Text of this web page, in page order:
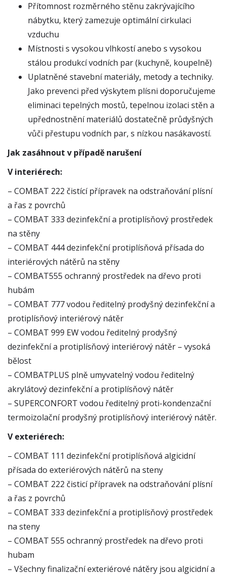
Přítomnost rozměrného stěnu zakrývajícího
nábytku, který zamezuje optimální cirkulaci
vzduchu
Místnosti s vysokou vlhkostí anebo s vysokou
stálou produkcí vodních par (kuchyně, koupelně)
Uplatněné stavební materiály, metody a techniky.
Jako prevenci před výskytem plísni doporučujeme
eliminaci tepelných mostů, tepelnou izolaci stěn a
upřednostnění materiálů dostatečně průdyšných
vůči přestupu vodních par, s nízkou nasákavostí.
Jak zasáhnout v případě narušení
V interiérech:
– COMBAT 222 čistící přípravek na odstraňování plísní
a řas z povrchů
– COMBAT 333 dezinfekční a protiplísňový prostředek
na stěny
– COMBAT 444 dezinfekční protiplísňová přísada do
interiérových nátěrů na stěny
– COMBAT555 ochranný prostředek na dřevo proti
hubám
– COMBAT 777 vodou ředitelný prodyšný dezinfekční a
protiplísňový interiérový nátěr
– COMBAT 999 EW vodou ředitelný prodyšný
dezinfekční a protiplísňový interiérový nátěr – vysoká
bělost
– COMBATPLUS plně umyvatelný vodou ředitelný
akrylátový dezinfekční a protiplísňový nátěr
– SUPERCONFORT vodou ředitelný proti-kondenzační
termoizolační prodyšný protiplísňový interiérový nátěr.
V exteriérech:
– COMBAT 111 dezinfekční protiplísňová algicidní
přísada do exteriérových nátěrů na steny
– COMBAT 222 čisticí přípravek na odstraňování plísní
a řas z povrchů
– COMBAT 333 dezinfekční a protiplísňový prostředek
na steny
– COMBAT 555 ochranný prostředek na dřevo proti
hubam
– Všechny finalizační exteriérové nátěry jsou algicidní a